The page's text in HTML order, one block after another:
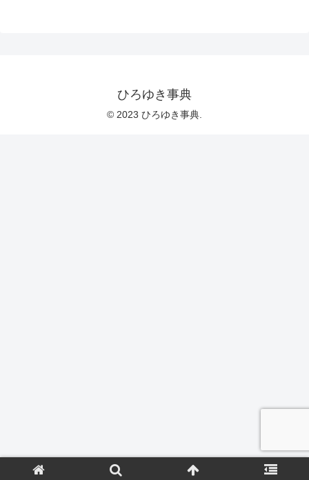
ひろゆき事典
© 2023 ひろゆき事典.